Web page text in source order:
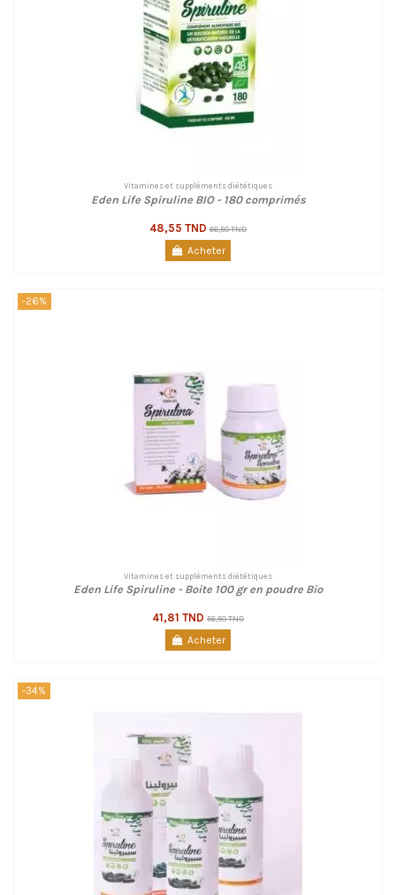
Vitamines et suppléments diététiques
Eden Life Spiruline BIO - 180 comprimés
48,55 TND 66,50 TND
Acheter
-26%
Vitamines et suppléments diététiques
Eden Life Spiruline - Boite 100 gr en poudre Bio
41,81 TND 56,50 TND
Acheter
-34%